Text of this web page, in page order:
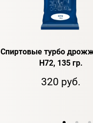
Спиртовые турбо
H72, 135 гр.
320 руб.